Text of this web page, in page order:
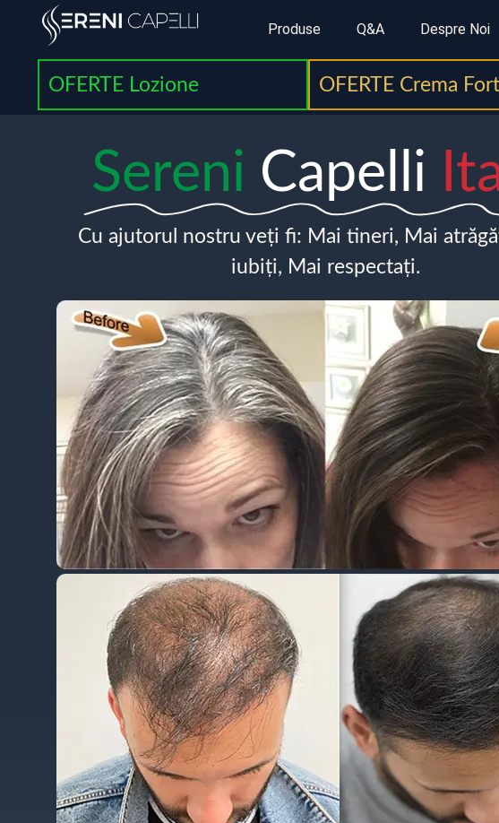
Produse Q&A Despre Noi
OFERTE Lozione OFERTE Crema
Sereni Capelli
Cu ajutorul nostru veți fi: Mai tineri, Mai
iubiți, Mai respectați.